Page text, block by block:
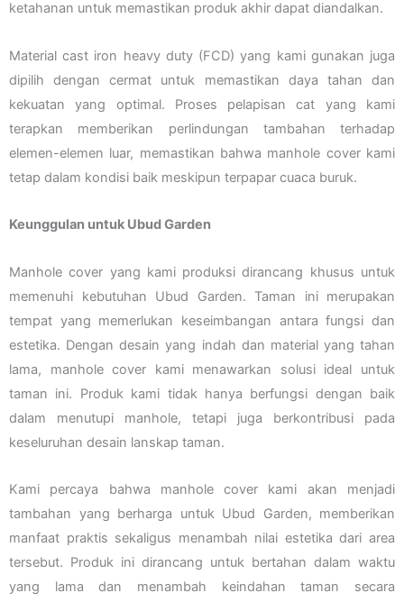
ketahanan untuk memastikan produk akhir dapat diandalkan.
Material cast iron heavy duty (FCD) yang kami gunakan juga
dipilih dengan cermat untuk memastikan daya tahan dan
kekuatan yang optimal. Proses pelapisan cat yang kami
terapkan memberikan perlindungan tambahan terhadap
elemen-elemen luar, memastikan bahwa manhole cover kami
tetap dalam kondisi baik meskipun terpapar cuaca buruk.
Keunggulan untuk Ubud Garden
Manhole cover yang kami produksi dirancang khusus untuk
memenuhi kebutuhan Ubud Garden. Taman ini merupakan
tempat yang memerlukan keseimbangan antara fungsi dan
estetika. Dengan desain yang indah dan material yang tahan
lama, manhole cover kami menawarkan solusi ideal untuk
taman ini. Produk kami tidak hanya berfungsi dengan baik
dalam menutupi manhole, tetapi juga berkontribusi pada
keseluruhan desain lanskap taman.
Kami percaya bahwa manhole cover kami akan menjadi
tambahan yang berharga untuk Ubud Garden, memberikan
manfaat praktis sekaligus menambah nilai estetika dari area
tersebut. Produk ini dirancang untuk bertahan dalam waktu
yang lama dan menambah keindahan taman secara